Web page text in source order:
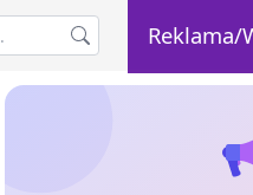
Reklama/